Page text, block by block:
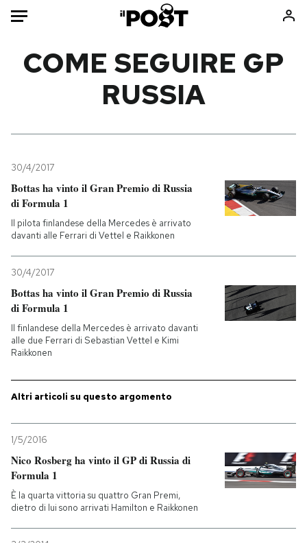
Mondo
Tecnologia
Internet
Cultura
Economia
Sport
Libri
Ok Boomer!
Europa
Altrecose
PODCAST
NEWSLETTER
I MIEI PREFERITI
SHOP
CALENDARIO
COME SEGUIRE GP
RUSSIA
30/4/2017
Bottas ha vinto il Gran Premio di Russia
di Formula 1
Il pilota finlandese della Mercedes è arrivato
davanti alle Ferrari di Vettel e Raikkonen
30/4/2017
Bottas ha vinto il Gran Premio di Russia
di Formula 1
Il finlandese della Mercedes è arrivato davanti
alle due Ferrari di Sebastian Vettel e Kimi
Raikkonen
Altri articoli su questo argomento
1/5/2016
Nico Rosberg ha vinto il GP di Russia di
Formula 1
È la quarta vittoria su quattro Gran Premi,
dietro di lui sono arrivati Hamilton e Raikkonen